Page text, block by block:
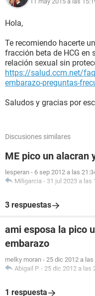
Hola,
Te recomiendo hacerte
fracción beta de HCG en
relación sexual sin
https://salud.ccm.net/
embarazo-preguntas-
Saludos y gracias por
Discusiones similares
ME pico un alacran
lesperan - 6 sep 2012 a las
Miligarcia - 31 jul 2023 a las
3 respuestas
ami esposa la pico
embarazo
melky moran - 25 dic 2012 a las
Abigail P. - 25 dic 2012 a las
1 respuesta